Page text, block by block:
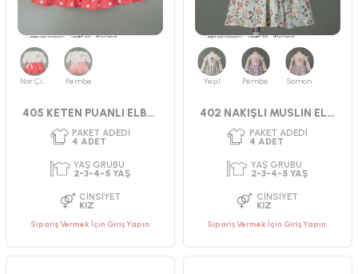
PAKET ADEDI
4
YAŞ GRUBU
2-3-4-5 YAŞ
CINSIYET
KIZ
PAKET ADEDI
ADET
YAŞ GRUBU
9-12-18-24 AY
CINSIYET
KIZ
Nar Çiçeği Pembe
405 KETEN PUANLI ELBİSE 2-5 YAŞ
Sipariş Vermek İçin Giriş Yapın.
Yeşil Pembe Somon
402 NAKIŞLI MUSLIN ELBİSE 2-5 YAŞ
Sipariş Vermek İçin Giriş Yapın.